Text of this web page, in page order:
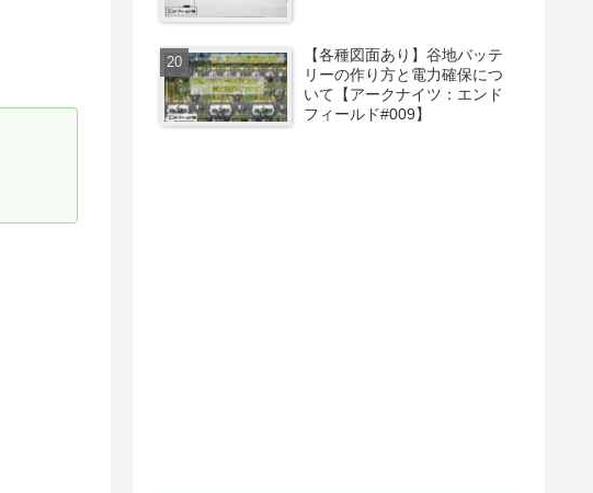
【各種図面あり】谷地バッテ
リーの作り方と電力確保につ
いて【アークナイツ：エンド
フィールド#009】